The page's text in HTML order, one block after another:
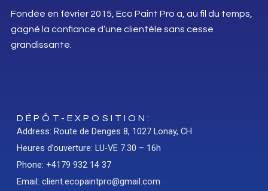
Fondée en février 2015, Eco Paint Pro a, au fil du temps,
gagné la confiance d’une clientèle sans cesse
grandissante.
DÉPÔT-EXPOSITION:
Address: Route de Denges 8, 1027 Lonay, CH
Heures d’ouverture: LU-VE 7.30 – 16h
Phone: +4179 932 14 37
Email: client.ecopaintpro@gmail.com